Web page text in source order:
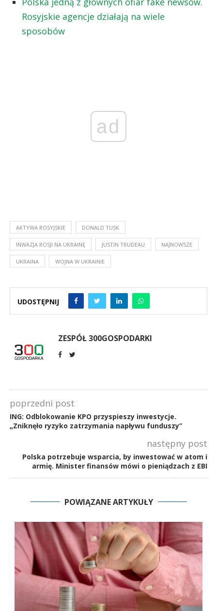
Rosyjskie agencje działają na wiele
sposobów
ad
AKTYWA ROSYJSKIE DONALD TUSK
INWAZJA ROSJI NA UKRAINĘ JUSTIN TRUDEAU NAJNOWSZE
UKRAINA WOJNA W UKRAINIE
UDOSTĘPNIJ
ZESPÓŁ 300GOSPODARKI
poprzedni post
ING: Odblokowanie KPO przyspieszy inwestycje.
„Zniknęło ryzyko zatrzymania napływu funduszy”
następny post
Polska potrzebuje wsparcia, by inwestować w atom i
armię. Minister finansów mówi o pieniądzach z EBI
POWIĄZANE ARTYKUŁY